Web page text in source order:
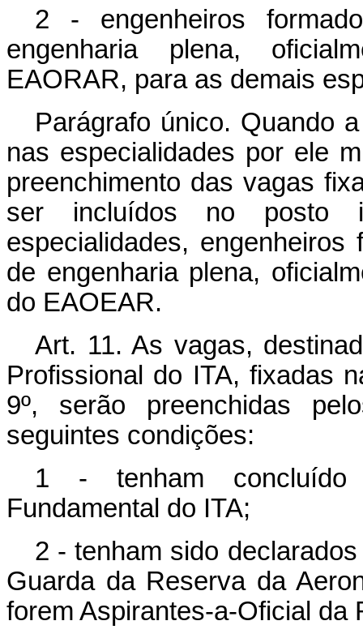
2 - engenheiros
engenharia plena,
EAORAR, para as demais
Parágrafo único. Quando
nas especialidades por ele
preenchimento das vagas
ser incluídos no posto
especialidades,
de engenharia plena,
do EAOEAR.
Art. 11. As vagas,
Profissional do ITA, fixadas
9º, serão preenchidas
seguintes condições:
1 - tenham concluído
Fundamental do ITA;
2 - tenham sido
Guarda da Reserva da
forem Aspirantes-a-Oficial da